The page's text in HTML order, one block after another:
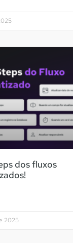
dos fluxos
2025